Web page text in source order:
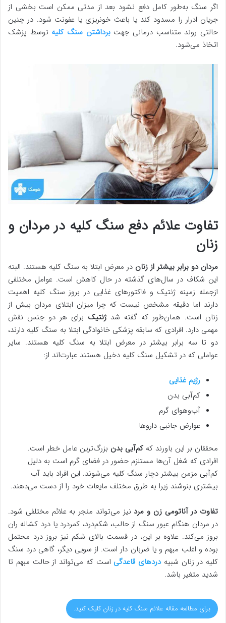
اگر سنگ به‌طور کامل دفع نشود بعد از مدتی ممکن است بخشی از
جریان ادرار را مسدود کند یا باعث خونریزی یا عفونت شود. در چنین
حالتی روند متناسب درمانی جهت برداشتن سنگ کلیه توسط پزشک
اتخاذ می‌شود.
تفاوت علائم دفع سنگ کلیه در مردان و
زنان
مردان دو برابر بیشتر از زنان در معرض ابتلا به سنگ کلیه هستند. البته
این شکاف در سال‌های گذشته در حال کاهش است. عوامل مختلفی
ازجمله زمینه ژنتیک و فاکتورهای غذایی در بروز سنگ کلیه اهمیت
دارند اما دقیقه مشخص نیست که چرا میزان ابتلای مردان بیش از
زنان است. همان‌طور که گفته شدژنتیک برای هر دو جنس نقش
مهمی دارد. افرادی که سابقه پزشکی خانوادگی ابتلا به سنگ کلیه دارند،
دو تا سه برابر بیشتر در معرض ابتلا به سنگ کلیه هستند. سایر
عواملی که در تشکیل سنگ کلیه دخیل هستند عبارت‌اند از:
رژیم غذایی
کم‌آبی بدن
آب‌وهوای گرم
عوارض جانبی داروها
محققان بر این باورند که کم‌آبی بدن بزرگ‌ترین عامل خطر است.
افرادی که شغل آن‌ها مستلزم حضور در فضای گرم است به دلیل
کم‌آبی مزمن بیشتر دچار سنگ کلیه می‌شوند. این افراد باید آب
بیشتری بنوشند زیرا به طرق مختلف مایعات خود را از دست می‌دهند.
تفاوت در آناتومی زن و مرد نیز می‌تواند منجر به علائم مختلفی شود.
در مردان هنگام عبور سنگ از حالب، شکم‌درد، کمردرد یا درد کشاله ران
بروز می‌کند. علاوه بر این، در قسمت بالای شکم نیز بروز درد محتمل
بوده و اغلب مبهم و یا ضربان دار است. از سویی دیگر، گاهی درد سنگ
کلیه در زنان شبیهدردهای قاعدگی است که می‌تواند از حالت مبهم تا
شدید متغیر باشد.
برای مطالعه مقاله علائم سنگ کلیه در زنان کلیک کنید.